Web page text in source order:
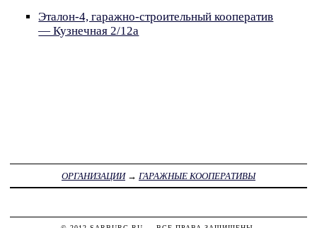
Эталон-4, гаражно-строительный кооператив
— Кузнечная 2/12а
ОРГАНИЗАЦИИ→ ГАРАЖНЫЕ КООПЕРАТИВЫ